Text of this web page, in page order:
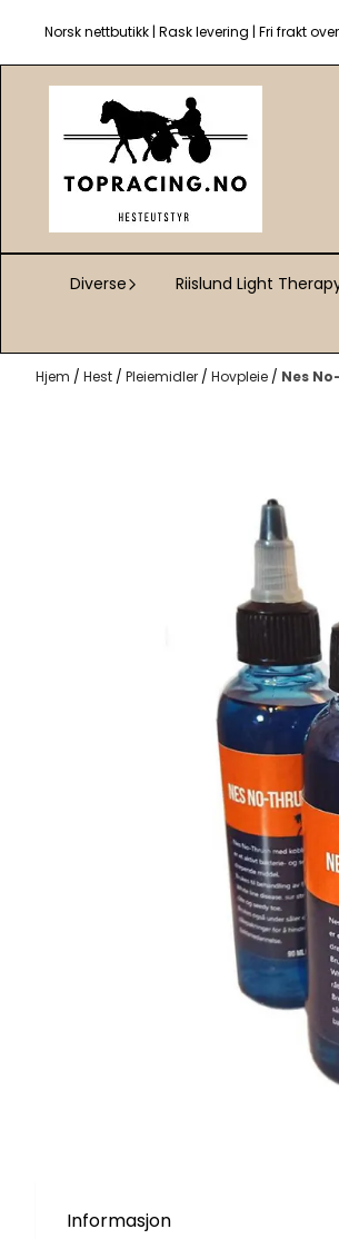
Hopp til innhold
Norsk nettbutikk | Rask levering | Fri frakt
Diverse Riislund Light
Hjem / Hest / Pleiemidler / Hovpleie / Nes
Informasjon